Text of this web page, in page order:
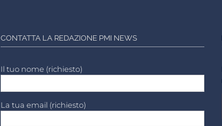
CONTATTA LA REDAZIONE PMI NEWS
Il tuo nome (richiesto)
La tua email (richiesto)